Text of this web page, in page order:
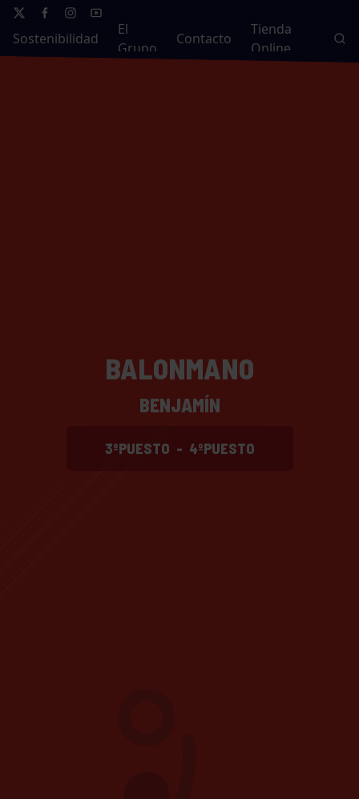
Sostenibilidad
El
Grupo
Contacto
Tienda
Online
BALONMANO
BENJAMÍN
3ºPUESTO - 4ºPUESTO